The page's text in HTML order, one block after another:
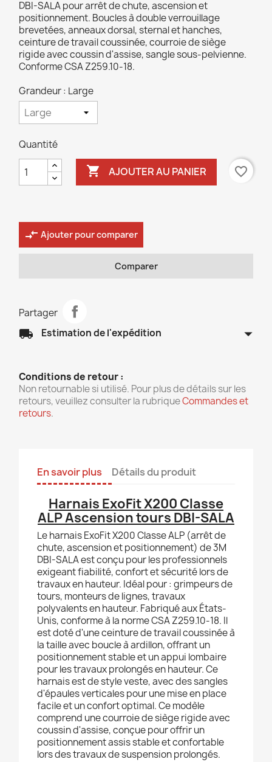
DBI-SALA pour arrêt de chute, ascension et
positionnement. Boucles à double verrouillage
brevetées, anneaux dorsal, sternal et hanches,
ceinture de travail coussinée, courroie de siège
rigide avec coussin d'assise, sangle sous-pelvienne.
Conforme CSA Z259.10-18.
Grandeur : Large
Quantité
 AJOUTER AU PANIER favorite_border
compare_arrows Ajouter pour comparer
Comparer
Partager
local_shipping Estimation de l'expédition arrow_drop_down
Conditions de retour :
Non retournable si utilisé. Pour plus de détails sur les
retours, veuillez consulter la rubriqueCommandes et
retours.
En savoir plus Détails du produit
Harnais ExoFit X200 Classe
ALP Ascension tours DBI-SALA
Le harnais ExoFit X200 Classe ALP (arrêt de
chute, ascension et positionnement) de 3M
DBI-SALA est conçu pour les professionnels
exigeant fiabilité, confort et sécurité lors de
travaux en hauteur. Idéal pour : grimpeurs de
tours, monteurs de lignes, travaux
polyvalents en hauteur. Fabriqué aux États-
Unis, conforme à la norme CSA Z259.10-18. Il
est doté d'une ceinture de travail coussinée à
la taille avec boucle à ardillon, offrant un
positionnement stable et un appui lombaire
pour les travaux prolongés en hauteur. Ce
harnais est de style veste, avec des sangles
d'épaules verticales pour une mise en place
facile et un confort optimal. Ce modèle
comprend une courroie de siège rigide avec
coussin d'assise, conçue pour offrir un
positionnement assis stable et confortable
lors des travaux de suspension prolongés.